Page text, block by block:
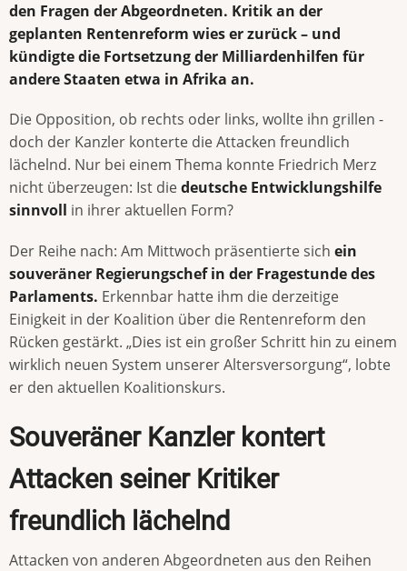
den Fragen der Abgeordneten. Kritik an der
geplanten Rentenreform wies er zurück – und
kündigte die Fortsetzung der Milliardenhilfen für
andere Staaten etwa in Afrika an.
Die Opposition, ob rechts oder links, wollte ihn grillen -
doch der Kanzler konterte die Attacken freundlich
lächelnd. Nur bei einem Thema konnte Friedrich Merz
nicht überzeugen: Ist diedeutsche Entwicklungshilfe
sinnvoll in ihrer aktuellen Form?
Der Reihe nach: Am Mittwoch präsentierte sich ein
souveräner Regierungschef in der Fragestunde des
Parlaments. Erkennbar hatte ihm die derzeitige
Einigkeit in der Koalition über die Rentenreform den
Rücken gestärkt. „Dies ist ein großer Schritt hin zu einem
wirklich neuen System unserer Altersversorgung“, lobte
er den aktuellen Koalitionskurs.
Souveräner Kanzler kontert
Attacken seiner Kritiker
freundlich lächelnd
Attacken von anderen Abgeordneten aus den Reihen